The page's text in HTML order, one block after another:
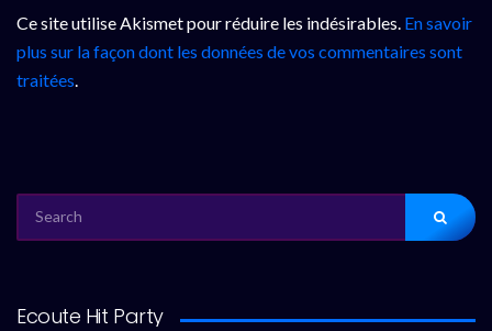
Ce site utilise Akismet pour réduire les indésirables. En savoir
plus sur la façon dont les données de vos commentaires sont
traitées.
FOR:
Ecoute Hit Party